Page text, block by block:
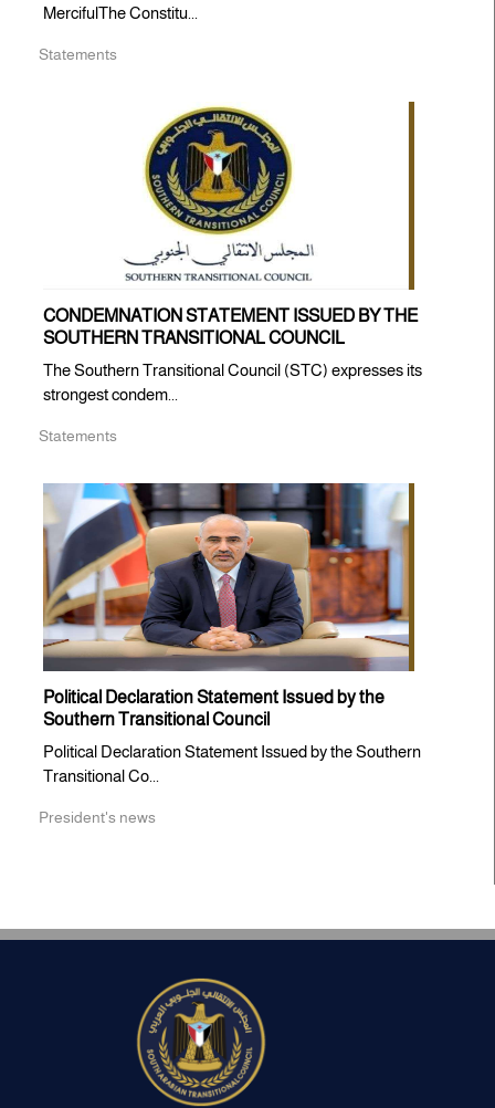
MercifulThe Constitu...
Statements
CONDEMNATION STATEMENT ISSUED BY THE
SOUTHERN TRANSITIONAL COUNCIL
The Southern Transitional Council (STC) expresses its
strongest condem...
Statements
Political Declaration Statement Issued by the
Southern Transitional Council
Political Declaration Statement Issued by the Southern
Transitional Co...
President's news